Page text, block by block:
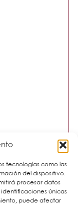
tecnologías como las
del dispositivo.
procesar datos
únicas
puede afectar